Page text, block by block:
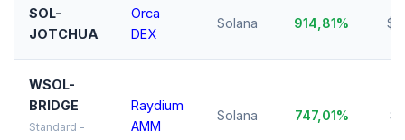
SOL-
JOTCHUA
Orca
DEX
Solana 914,81%
WSOL-
BRIDGE
Standard -
Raydium
AMM
Solana 747,01%